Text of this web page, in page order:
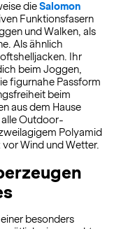
dieSalomon
Funktionsfasern
und Walken, als
Als ähnlich
Ihr
beim Joggen,
figurnahe Passform
beim
aus dem Hause
alle Outdoor-
Polyamid
Wind und Wetter.
besonders